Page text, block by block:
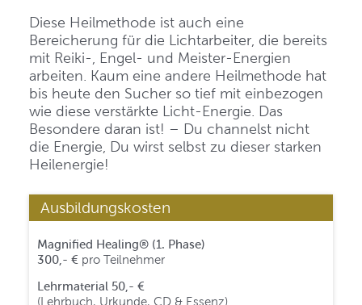
Diese Heilmethode ist auch eine
Bereicherung für die Lichtarbeiter, die bereits
mit Reiki-, Engel- und Meister-Energien
arbeiten. Kaum eine andere Heilmethode hat
bis heute den Sucher so tief mit einbezogen
wie diese verstärkte Licht-Energie. Das
Besondere daran ist! – Du channelst nicht
die Energie, Du wirst selbst zu dieser starken
Heilenergie!
Ausbildungskosten
Magnified Healing® (1. Phase)
300,- € pro Teilnehmer
Lehrmaterial 50,- €
(Lehrbuch, Urkunde, CD & Essenz)